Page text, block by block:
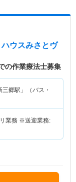
ウスみさとヴ
の作業療法士募集
三郷駅」（バス・
業務 ※送迎業務: